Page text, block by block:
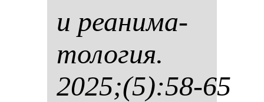
и ре­ани­ма­
то­ло­гия.
2025;(5):58-65